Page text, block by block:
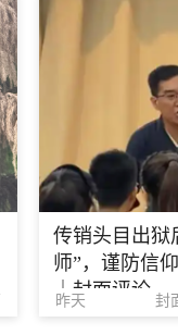
传销头目出狱
师”，谨防信
｜封面评论
昨天 封